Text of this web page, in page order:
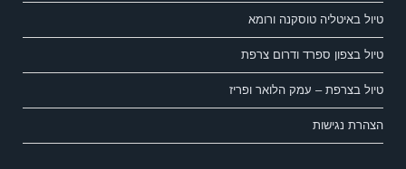
טיול באיטליה טוסקנה ורומא
טיול בצפון ספרד ודרום צרפת
טיול בצרפת – עמק הלואר ופריז
הצהרת נגישות